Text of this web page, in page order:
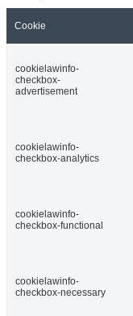
Cookie
cookielawinfo-
checkbox-
advertisement
cookielawinfo-
checkbox-analytics
cookielawinfo-
checkbox-functional
cookielawinfo-
checkbox-necessary